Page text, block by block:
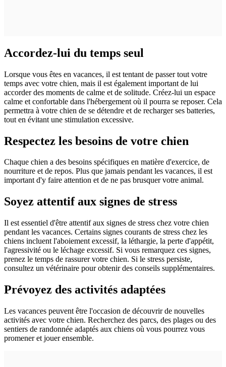
Accordez-lui du temps seul
Lorsque vous êtes en vacances, il est tentant de passer tout votre
temps avec votre chien, mais il est également important de lui
accorder des moments de calme et de solitude. Créez-lui un espace
calme et confortable dans l'hébergement où il pourra se reposer. Cela
permettra à votre chien de se détendre et de recharger ses batteries,
tout en évitant une stimulation excessive.
Respectez les besoins de votre chien
Chaque chien a des besoins spécifiques en matière d'exercice, de
nourriture et de repos. Plus que jamais pendant les vacances, il est
important d'y faire attention et de ne pas brusquer votre animal.
Soyez attentif aux signes de stress
Il est essentiel d'être attentif aux signes de stress chez votre chien
pendant les vacances. Certains signes courants de stress chez les
chiens incluent l'aboiement excessif, la léthargie, la perte d'appétit,
l'agressivité ou le léchage excessif. Si vous remarquez ces signes,
prenez le temps de rassurer votre chien. Si le stress persiste,
consultez un vétérinaire pour obtenir des conseils supplémentaires.
Prévoyez des activités adaptées
Les vacances peuvent être l'occasion de découvrir de nouvelles
activités avec votre chien. Recherchez des parcs, des plages ou des
sentiers de randonnée adaptés aux chiens où vous pourrez vous
promener et jouer ensemble.